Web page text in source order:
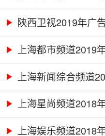
陕西卫视2019年广
上海都市频道2019
上海新闻综合频道
上海星尚频道2018
上海娱乐频道2018